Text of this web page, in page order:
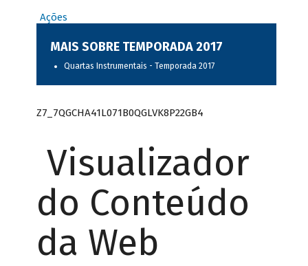
Ações
MAIS SOBRE TEMPORADA 2017
Quartas Instrumentais - Temporada 2017
Z7_7QGCHA41L071B0QGLVK8P22GB4
Visualizador
do Conteúdo
da Web